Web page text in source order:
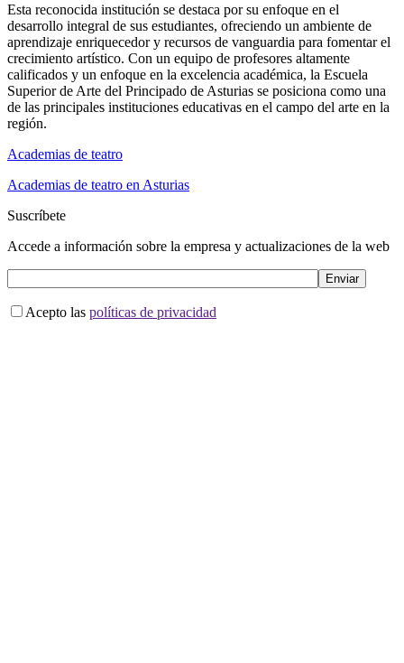
Esta reconocida institución se destaca por su enfoque en el
desarrollo integral de sus estudiantes, ofreciendo un ambiente de
aprendizaje enriquecedor y recursos de vanguardia para fomentar el
crecimiento artístico. Con un equipo de profesores altamente
calificados y un enfoque en la excelencia académica, la Escuela
Superior de Arte del Principado de Asturias se posiciona como una
de las principales instituciones educativas en el campo del arte en la
región.
Academias de teatro
Academias de teatro en Asturias
Suscríbete
Accede a información sobre la empresa y actualizaciones de la web
Acepto las políticas de privacidad